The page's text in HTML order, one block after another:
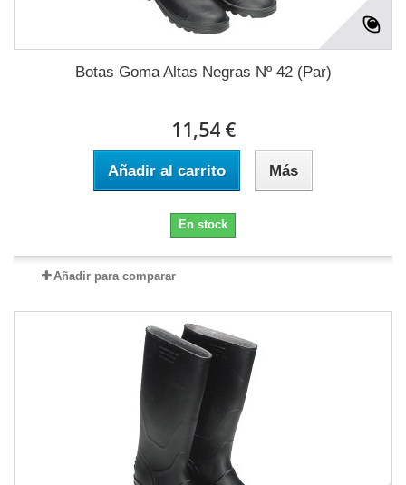
Botas Goma Altas Negras Nº 42 (Par)
11,54 €
Añadir al carrito Más
En stock
Añadir para comparar